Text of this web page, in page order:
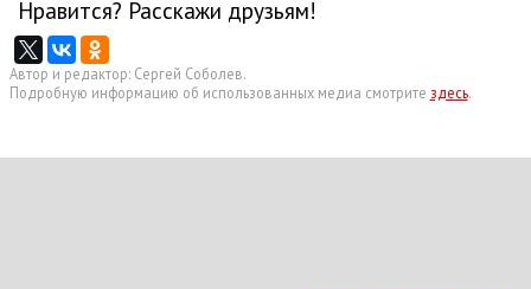
Нравится? Расскажи друзьям!
Автор и редактор: Сергей Соболев.
Подробную информацию об использованных медиа смотрите здесь.